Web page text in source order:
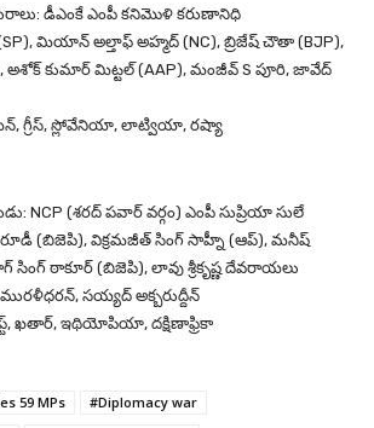
డీఎంకే ఎంపీ కనిమొళి కరుణానిధి
మియాన్ అల్తాఫ్ అహ్మద్ (NC), బ్రిజేష్ చౌతా (BJP),
అశోక్ కుమార్ మిట్టల్ (AAP), మంజీవ్ S పూరి, జావేద్
గ్రీస్, స్లోవేనియా, లాట్వియా, రష్యా
NCP (శరద్ పవార్ వర్గం) ఎంపీ సుప్రియా సులే
రూడీ (బిజెపి), విక్రమజీత్ సింగ్ సాహ్నీ (ఆప్), మనీష్
సింగ్ ఠాకూర్ (బిజెపి), లావు శ్రీకృష్ణ దేవరాయలు
సయ్యద్ అక్బరుద్దీన్
ఖతార్, ఇథియోపియా, దక్షిణాఫ్రికా
59 MPs
#Diplomacy war